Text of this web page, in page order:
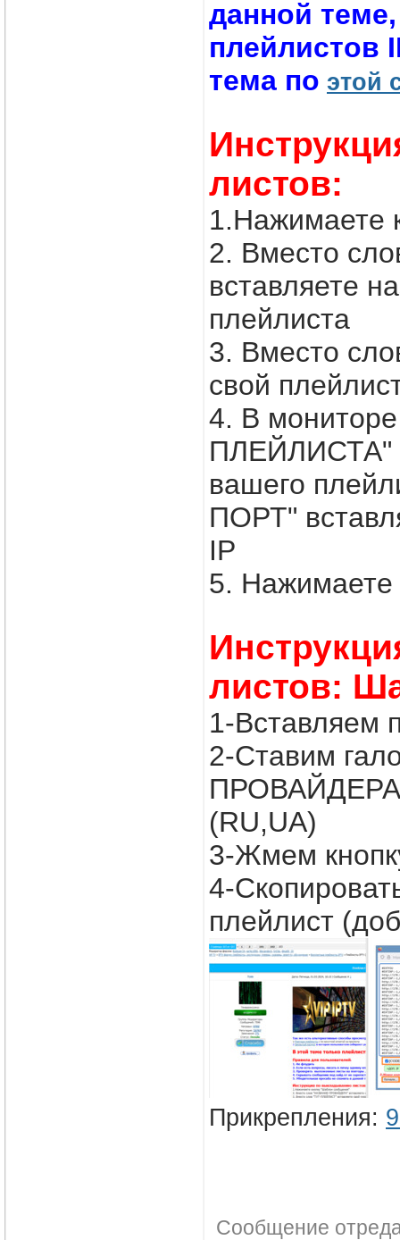
данной
плейлистов
тема по этой
листов:
1.Нажимаете
2. Вместо
вставляете
плейлиста
3. Вместо
свой
4. В
ПЛЕЙЛИСТА"
вашего
ПОРТ"
IP
5. Нажимаете
листов:
1-Вставляем
2-Ставим
(RU,UA)
3-Жмем
4-
плейлист
Прикрепления:
Сообщение